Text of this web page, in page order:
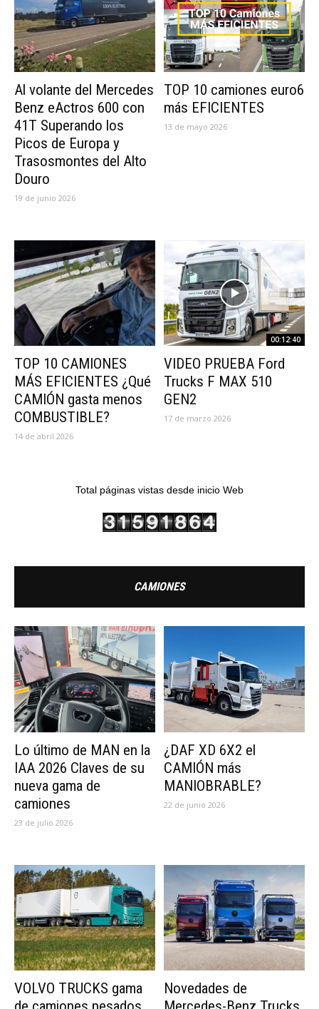
Al volante del Mercedes
Benz eActros 600 con
41T Superando los
Picos de Europa y
Trasosmontes del Alto
Douro
19 de junio 2026
TOP 10 camiones euro6
más EFICIENTES
13 de mayo 2026
TOP 10 CAMIONES
MÁS EFICIENTES ¿Qué
CAMIÓN gasta menos
COMBUSTIBLE?
14 de abril 2026
00:12:40
VIDEO PRUEBA Ford
Trucks F MAX 510
GEN2
17 de marzo 2026
Total páginas vistas desde inicio Web
CAMIONES
Lo último de MAN en la
IAA 2026 Claves de su
nueva gama de
camiones
23 de julio 2026
¿DAF XD 6X2 el
CAMIÓN más
MANIOBRABLE?
22 de junio 2026
VOLVO TRUCKS gama
Novedades de